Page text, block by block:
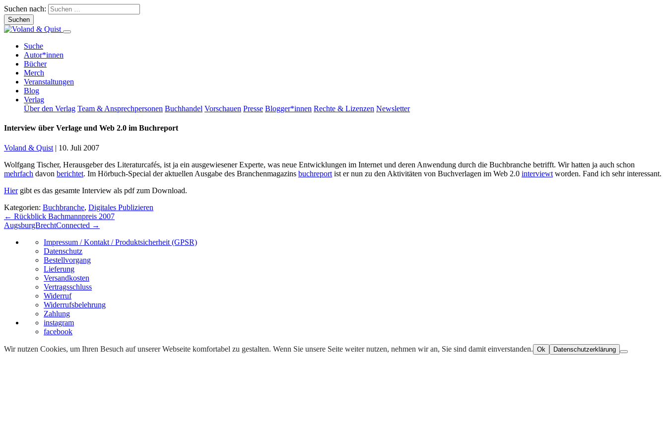
Suchen nach:
Suche
Autor*innen
Bücher
Merch
Veranstaltungen
Blog
Verlag
Über den Verlag Team & Ansprechpersonen Buchhandel Vorschauen Presse Blogger*innen Rechte & Lizenzen Newsletter
Interview über Verlage und Web 2.0 im Buchreport
Voland & Quist | 10. Juli 2007
Wolfgang Tischer, Herausgeber des Literaturcafés, ist ja ein ausgewiesener Experte, was neue Entwicklungen im Internet und deren Anwendung durch die Buchbranche betrifft. Wir hatten ja auch schon
mehrfach davon berichtet. Im Hörbuch-Special der aktuellen Ausgabe des Branchenmagazins buchreport ist er nun zu den Aktivitäten von Buchverlagen im Web 2.0 interviewt worden. Fand ich sehr interessant.
Hiergibt es das gesamte Interview als pdf zum Download.
Kategorien: Buchbranche, Digitales Publizieren
Beitragsnavigation
← Rückblick Bachmannpreis 2007
AugsburgBrechtConnected →
Impressum / Kontakt / Produktsicherheit (GPSR)
Datenschutz
Bestellvorgang
Lieferung
Versandkosten
Vertragsschluss
Widerruf
Widerrufsbelehrung
Zahlung
instagram
facebook
Wir nutzen Cookies, um Ihren Besuch auf unserer Webseite komfortabel zu gestalten. Wenn Sie unsere Seite weiter nutzen, nehmen wir an, Sie sind damit einverstanden. Ok Datenschutzerklärung